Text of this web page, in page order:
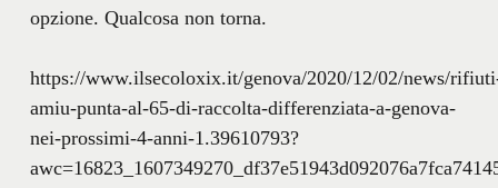
opzione. Qualcosa non torna.
https://www.ilsecoloxix.it/genova/2020/12/02/news/
amiu-punta-al-65-di-raccolta-differenziata-a-genova-
nei-prossimi-4-anni-1.39610793?